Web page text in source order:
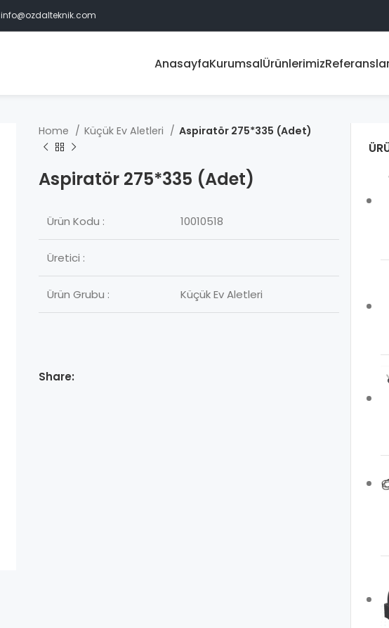
info@ozdalteknik.com
AnasayfaKurumsalÜrünlerimiz
Home Küçük Ev Aletleri Aspiratör 275*335 (Adet)
Aspiratör 275*335 (Adet)
Ürün Kodu : 10010518
Üretici :
Ürün Grubu : Küçük Ev Aletleri
Share: